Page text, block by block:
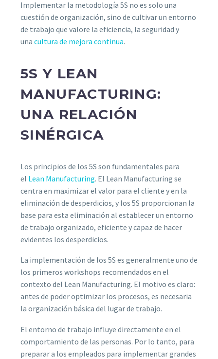
Implementar la metodología 5S no es solo una
cuestión de organización, sino de cultivar un entorno
de trabajo que valore la eficiencia, la seguridad y
una cultura de mejora continua.
5S Y LEAN
MANUFACTURING:
UNA RELACIÓN
SINÉRGICA
Los principios de los 5S son fundamentales para
el Lean Manufacturing. El Lean Manufacturing se
centra en maximizar el valor para el cliente y en la
eliminación de desperdicios, y los 5S proporcionan la
base para esta eliminación al establecer un entorno
de trabajo organizado, eficiente y capaz de hacer
evidentes los desperdicios.
La implementación de los 5S es generalmente uno de
los primeros workshops recomendados en el
contexto del Lean Manufacturing. El motivo es claro:
antes de poder optimizar los procesos, es necesaria
la organización básica del lugar de trabajo.
El entorno de trabajo influye directamente en el
comportamiento de las personas. Por lo tanto, para
preparar a los empleados para implementar grandes